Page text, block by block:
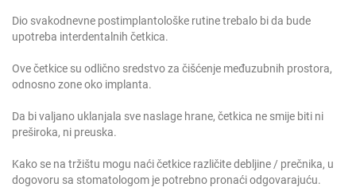
Dio svakodnevne postimplantološke rutine trebalo bi da bude
upotreba interdentalnih četkica.
Ove četkice su odlično sredstvo za čišćenje međuzubnih prostora,
odnosno zone oko implanta.
Da bi valjano uklanjala sve naslage hrane, četkica ne smije biti ni
preširoka, ni preuska.
Kako se na tržištu mogu naći četkice različite debljine / prečnika, u
dogovoru sa stomatologom je potrebno pronaći odgovarajuću.